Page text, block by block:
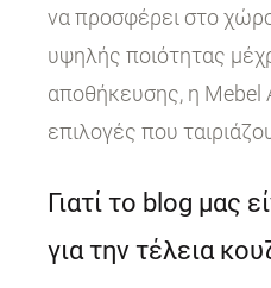
να προσφέρει στο
υψηλής ποιότητας
αποθήκευσης, η Mebel
επιλογές που
Γιατί το blog μας
για την τέλεια